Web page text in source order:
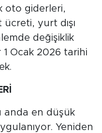
oto giderleri,
ücreti, yurt dışı
değişiklik
1 Ocak 2026 tarihi
anda en düşük
Yeniden